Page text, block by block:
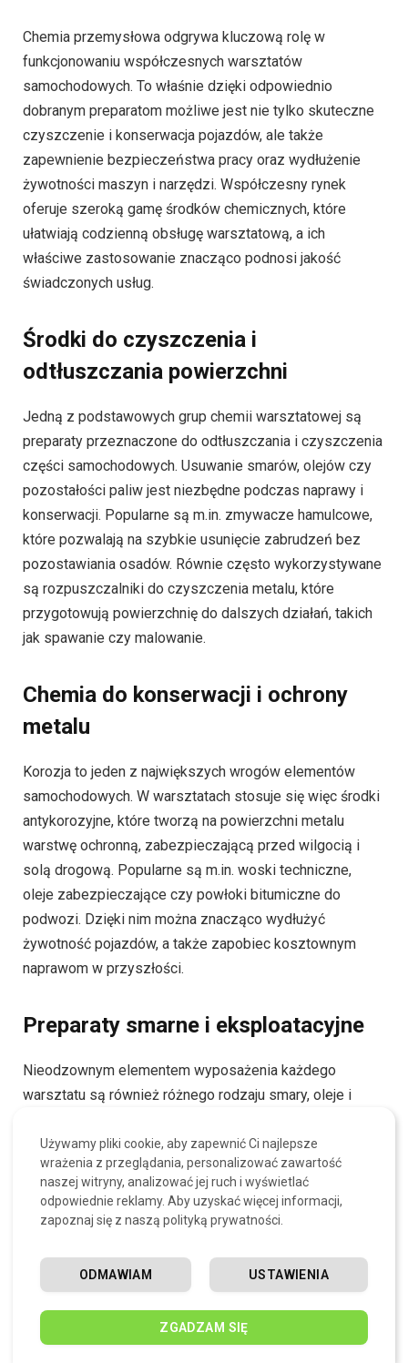
Chemia przemysłowa odgrywa kluczową rolę w
funkcjonowaniu współczesnych warsztatów
samochodowych. To właśnie dzięki odpowiednio
dobranym preparatom możliwe jest nie tylko skuteczne
czyszczenie i konserwacja pojazdów, ale także
zapewnienie bezpieczeństwa pracy oraz wydłużenie
żywotności maszyn i narzędzi. Współczesny rynek
oferuje szeroką gamę środków chemicznych, które
ułatwiają codzienną obsługę warsztatową, a ich
właściwe zastosowanie znacząco podnosi jakość
świadczonych usług.
Środki do czyszczenia i
odtłuszczania powierzchni
Jedną z podstawowych grup chemii warsztatowej są
preparaty przeznaczone do odtłuszczania i czyszczenia
części samochodowych. Usuwanie smarów, olejów czy
pozostałości paliw jest niezbędne podczas naprawy i
konserwacji. Popularne są m.in. zmywacze hamulcowe,
które pozwalają na szybkie usunięcie zabrudzeń bez
pozostawiania osadów. Równie często wykorzystywane
są rozpuszczalniki do czyszczenia metalu, które
przygotowują powierzchnię do dalszych działań, takich
jak spawanie czy malowanie.
Chemia do konserwacji i ochrony
metalu
Korozja to jeden z największych wrogów elementów
samochodowych. W warsztatach stosuje się więc środki
antykorozyjne, które tworzą na powierzchni metalu
warstwę ochronną, zabezpieczającą przed wilgocią i
solą drogową. Popularne są m.in. woski techniczne,
oleje zabezpieczające czy powłoki bitumiczne do
podwozi. Dzięki nim można znacząco wydłużyć
żywotność pojazdów, a także zapobiec kosztownym
naprawom w przyszłości.
Preparaty smarne i eksploatacyjne
Nieodzownym elementem wyposażenia każdego
warsztatu są również różnego rodzaju smary, oleje i
gamę produktów smarnych – od klasycznych smarów
litowych po specjalistyczne preparaty o wysokiej
odporności termicznej. W warsztatach często stosuje się
także pasty montażowe ułatwiające składanie
wysokich temperaturach. Odpowiednie smarowanie
przekłada się nie tylko na komfort jazdy, ale również na
bezpieczeństwo i trwałość naprawianych układów.
Używamy pliki cookie, aby zapewnić Ci najlepsze
wrażenia z przeglądania, personalizować zawartość
naszej witryny, analizować jej ruch i wyświetlać
odpowiednie reklamy. Aby uzyskać więcej informacji,
zapoznaj się z naszą polityką prywatności.
ZGADZAM SIĘ
USTAWIENIA
ODMAWIAM